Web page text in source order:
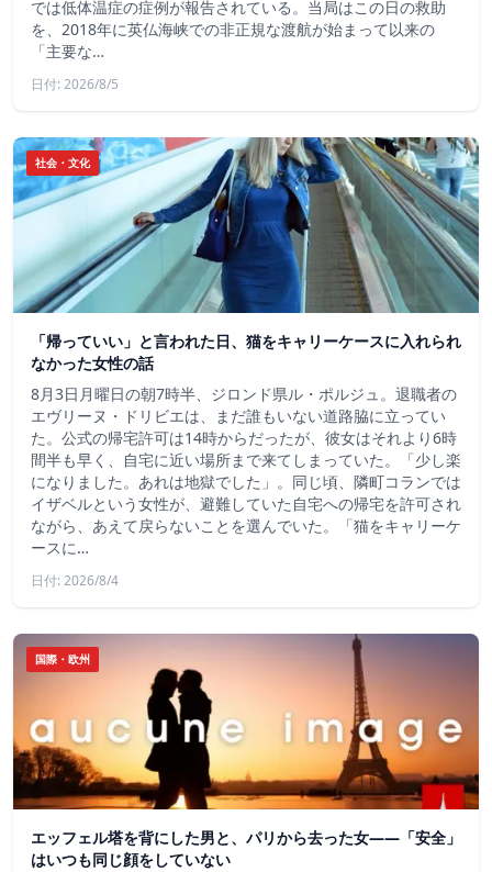
では低体温症の症例が報告されている。当局はこの日の救助
を、2018年に英仏海峡での非正規な渡航が始まって以来の
「主要な…
日付: 2026/8/5
社会・文化
「帰っていい」と言われた日、猫をキャリーケースに入れられ
なかった女性の話
8月3日月曜日の朝7時半、ジロンド県ル・ポルジュ。退職者の
エヴリーヌ・ドリビエは、まだ誰もいない道路脇に立ってい
た。公式の帰宅許可は14時からだったが、彼女はそれより6時
間半も早く、自宅に近い場所まで来てしまっていた。「少し楽
になりました。あれは地獄でした」。同じ頃、隣町コランでは
イザベルという女性が、避難していた自宅への帰宅を許可され
ながら、あえて戻らないことを選んでいた。「猫をキャリーケ
ースに…
日付: 2026/8/4
国際・欧州
エッフェル塔を背にした男と、パリから去った女——「安全」
はいつも同じ顔をしていない